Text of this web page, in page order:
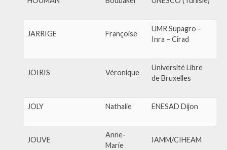
JARRIGE Françoise
UMR Supagro –
Inra – Cirad
JOIRIS Véronique
Université Libre
de Bruxelles
JOLY Nathalie ENESAD Dijon
JOUVE
Anne-
Marie
IAMM/CIHEAM